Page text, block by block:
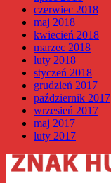
czerwiec 2018
maj 2018
kwiecień 2018
marzec 2018
luty 2018
styczeń 2018
grudzień 2017
październik 2017
wrzesień 2017
maj 2017
luty 2017